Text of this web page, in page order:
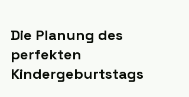
Die Planung des
perfekten
Kindergeburtstags